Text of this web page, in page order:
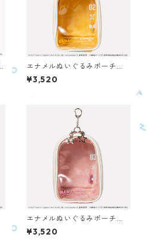
エナメルぬいぐるみポーチ
（鏡音リン） OENPC-PC-K
R
¥3,520
エナメルぬいぐるみポーチ
（巡音ルカ） OENPC-PC-M
L
¥3,520